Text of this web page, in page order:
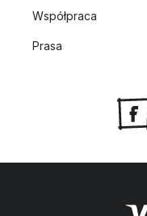
Współpraca
Prasa